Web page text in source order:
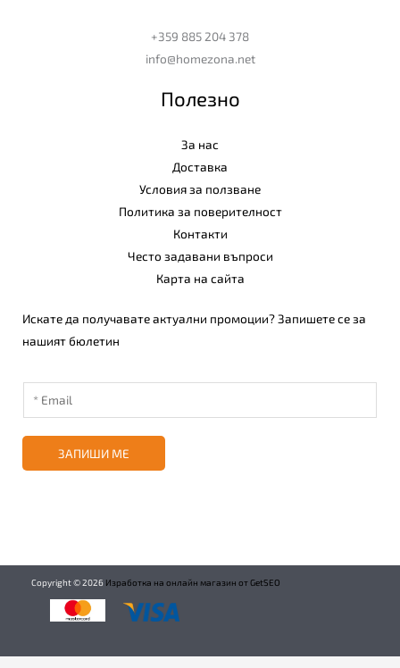
+359 885 204 378
info@homezona.net
Полезно
За нас
Доставка
Условия за ползване
Политика за поверителност
Контакти
Често задавани въпроси
Карта на сайта
Искате да получавате актуални промоции? Запишете се за
нашият бюлетин
ЗАПИШИ МЕ
Copyright ©2026 Изработка на онлайн магазин от GetSEO